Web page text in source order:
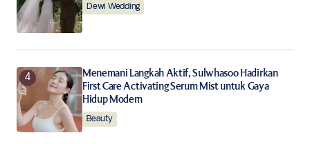
Dewi Wedding
Menemani Langkah Aktif, Sulwhasoo Hadirkan
First Care Activating Serum Mist untuk Gaya
Hidup Modern
Beauty